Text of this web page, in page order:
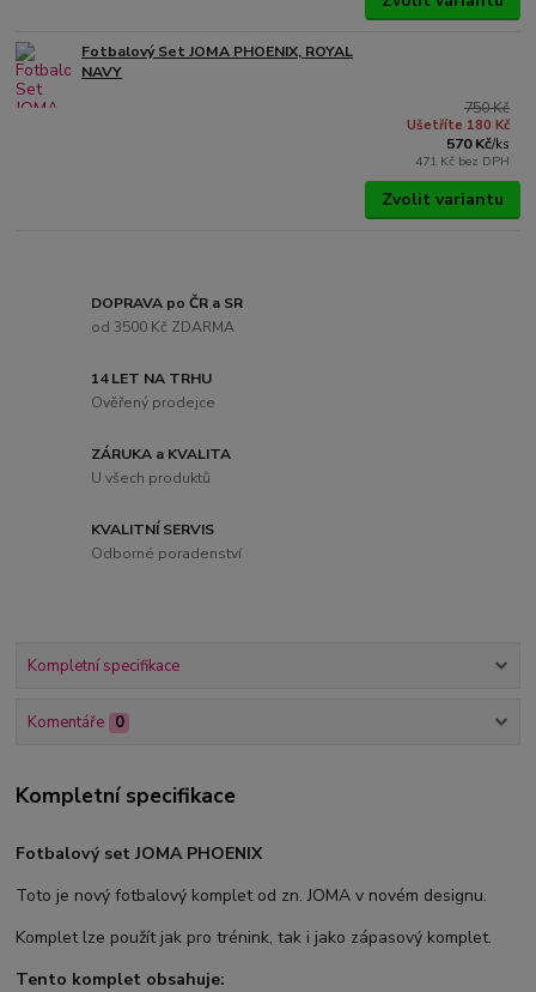
Fotbalový Set JOMA PHOENIX, ROYAL
NAVY
750 Kč
Ušetříte 180 Kč
570 Kč/ks
471 Kč bez DPH
Zvolit variantu
DOPRAVA po ČR a SR
od 3500 Kč ZDARMA
14 LET NA TRHU
Ověřený prodejce
ZÁRUKA a KVALITA
U všech produktů
KVALITNÍ SERVIS
Odborné poradenství
Kompletní specifikace
Komentáře 0
Kompletní specifikace
Fotbalový set JOMA PHOENIX
Toto je nový fotbalový komplet od zn. JOMA v novém designu.
Komplet lze použít jak pro trénink, tak i jako zápasový komplet.
Tento komplet obsahuje: